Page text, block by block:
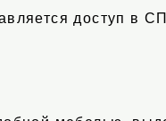
доступ в